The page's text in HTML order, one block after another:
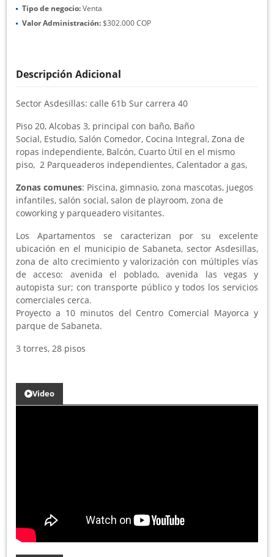
Tipo de negocio:Venta
Valor Administración:$302.000 COP
Descripción Adicional
Sector Asdesillas: calle 61b Sur carrera 40
Piso 20, Alcobas 3, principal con baño, Baño
Social, Estudio, Salón Comedor, Cocina Integral, Zona de
ropas independiente, Balcón, Cuarto Útil en el mismo
piso, 2 Parqueaderos independientes, Calentador a gas,
Zonas comunes: Piscina, gimnasio, zona mascotas, juegos
infantiles, salón social, salon de playroom, zona de
coworking y parqueadero visitantes.
Los Apartamentos se caracterizan por su excelente
ubicación en el municipio de Sabaneta, sector Asdesillas,
zona de alto crecimiento y valorización con múltiples vías
de acceso: avenida el poblado, avenida las vegas y
autopista sur; con transporte público y todos los servicios
comerciales cerca.
Proyecto a 10 minutos del Centro Comercial Mayorca y
parque de Sabaneta.
3 torres, 28 pisos
Video